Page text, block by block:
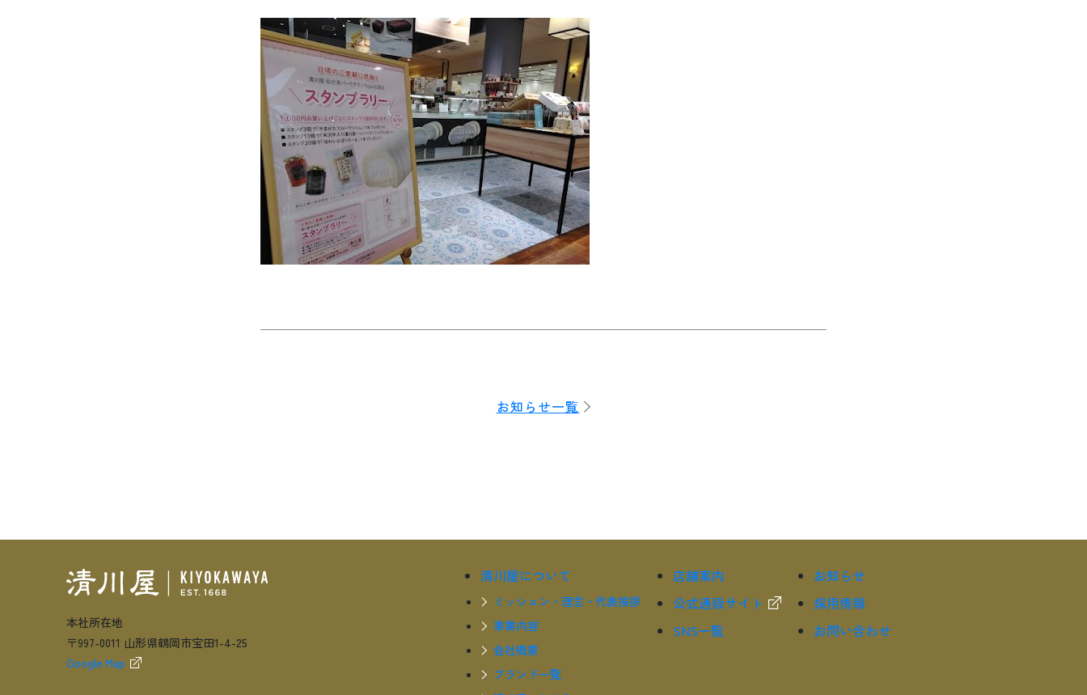
お知らせ一覧
本社所在地
〒997-0011 山形県鶴岡市宝田1-4-25
Google Map
清川屋について
ミッション・理念・代表挨拶
事業内容
会社概要
ブランド一覧
店舗案内
公式通販サイト
SNS一覧
お知らせ
採用情報
お問い合わせ